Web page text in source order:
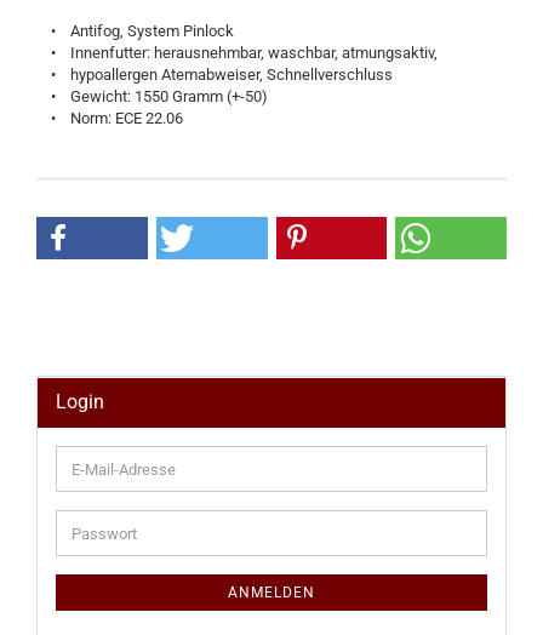
• Antifog, System Pinlock
• Innenfutter: herausnehmbar, waschbar, atmungsaktiv,
• hypoallergen Atemabweiser, Schnellverschluss
• Gewicht: 1550 Gramm (+-50)
• Norm: ECE 22.06
Login
E-
Mail-
Adresse
Passwort
ANMELDEN